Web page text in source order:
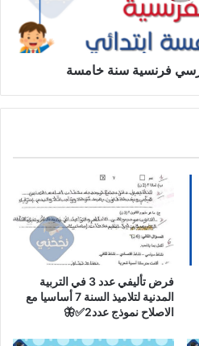
فرنسية سنة خامسة
فرض تأليفي عدد 3 في التربية
المدنية لتلاميذ السنة 7 أساسيا مع
الاصلاح نموذج عدد2✅🦋